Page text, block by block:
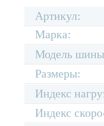
Артикул:
Марка:
Модель
Размеры:
Индекс
Индекс